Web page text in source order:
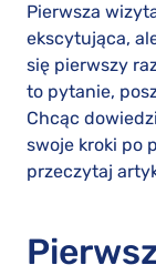
Pierwsza
ekscytująca,
się pierwszy
to pytanie,
Chcąc
swoje kroki po
przeczytaj